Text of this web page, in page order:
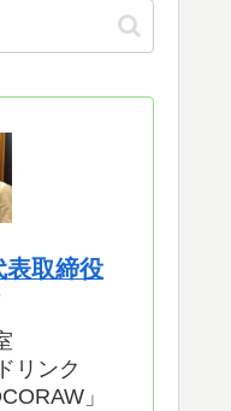
取締役
リンク
」